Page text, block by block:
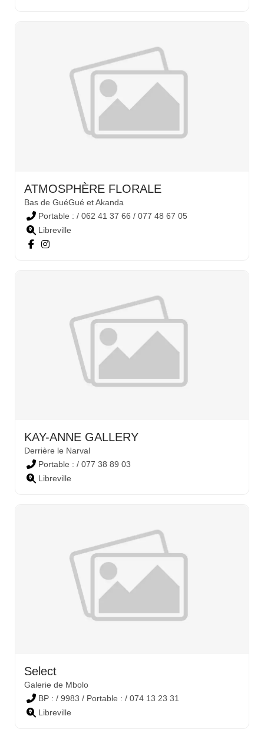
ATMOSPHÈRE FLORALE
Bas de GuéGué et Akanda
Portable : / 062 41 37 66 / 077 48 67 05
Libreville
KAY-ANNE GALLERY
Derrière le Narval
Portable : / 077 38 89 03
Libreville
Select
Galerie de Mbolo
BP : / 9983 / Portable : / 074 13 23 31
Libreville